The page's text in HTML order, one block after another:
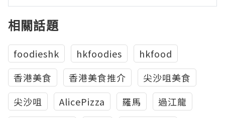
相關話題
foodieshk hkfoodies
hkfood
香港美食
香港美食推介
尖沙咀美食
尖沙咀
AlicePizza 羅馬
過江龍